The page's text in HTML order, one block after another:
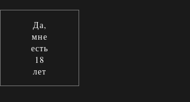
Да,
мне
есть
18
лет